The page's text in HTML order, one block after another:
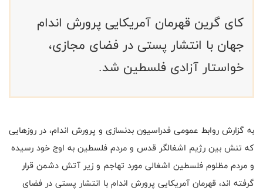
کای گرین قهرمان آمریکایی پرورش اندام
جهان با انتشار پستی در فضای مجازی،
خواستار آزادی فلسطین شد.
به گزارش روابط عمومی فدراسیون بدنسازی و پرورش اندام، در روزهایی
که تنش بین رژیم اشغالگر قدس و مردم فلسطین به اوج خود رسیده
و مردم مظلوم فلسطین اشغالی مورد تهاجم و زیر آتش دشمن قرار
گرفته اند، قهرمان آمریکایی پرورش اندام با انتشار پستی در فضای